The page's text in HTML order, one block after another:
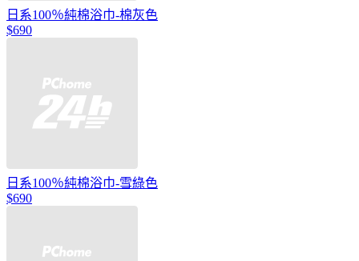
日系100％純棉浴巾-棉灰色
$690
日系100％純棉浴巾-雪綠色
$690